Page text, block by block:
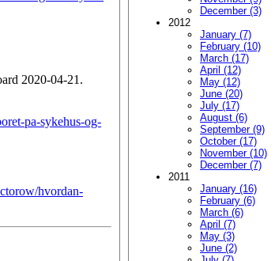
2020-04-21.
pa-sykehus-og-
hvordan-
December (3)
2012
January (7)
February (10)
March (17)
April (12)
May (12)
June (20)
July (17)
August (6)
September (9)
October (17)
November (10)
December (7)
2011
January (16)
February (6)
March (6)
April (7)
May (3)
June (2)